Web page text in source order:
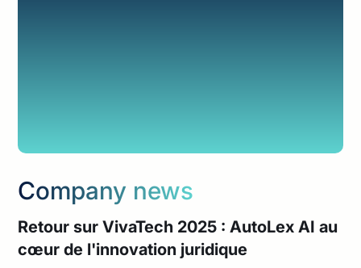
Company news
Retour sur VivaTech 2025 : AutoLex AI au
cœur de l'innovation juridique